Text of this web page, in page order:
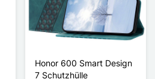
Honor 600 Smart Design
7 Schutzhülle